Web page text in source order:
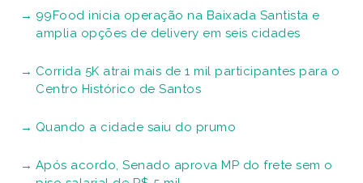
99Food inicia operação na Baixada Santista e
amplia opções de delivery em seis cidades
Corrida 5K atrai mais de 1 mil participantes para o
Centro Histórico de Santos
Quando a cidade saiu do prumo
Após acordo, Senado aprova MP do frete sem o